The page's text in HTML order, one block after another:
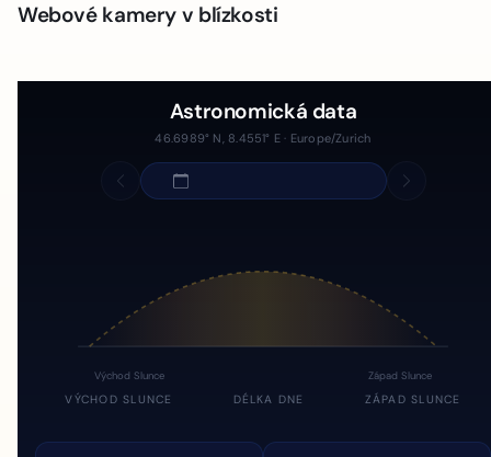
Webové kamery v blízkosti
Astronomická data
46.6989° N, 8.4551° E · Europe/Zurich
Východ Slunce Západ Slunce
VÝCHOD SLUNCE DÉLKA DNE ZÁPAD SLUNCE